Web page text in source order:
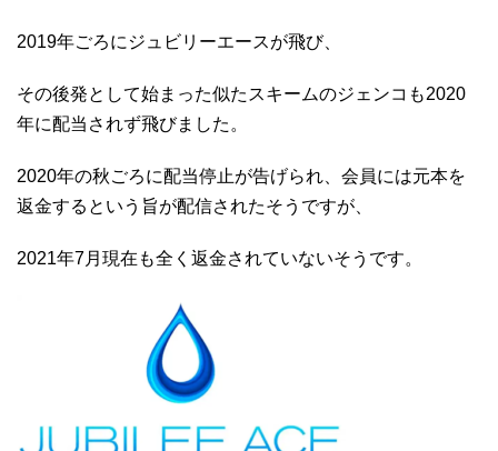
2019年ごろにジュビリーエースが飛び、
その後発として始まった似たスキームのジェンコも2020
年に配当されず飛びました。
2020年の秋ごろに配当停止が告げられ、会員には元本を
返金するという旨が配信されたそうですが、
2021年7月現在も全く返金されていないそうです。